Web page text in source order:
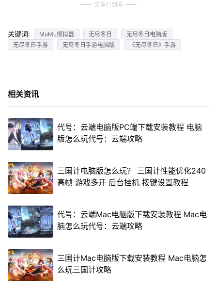
文章已到底
关键词: MuMu模拟器 无尽冬日
无尽冬日电脑版
无尽冬日手游
无尽冬日手游电脑版 《无尽冬日》手游
相关资讯
代号：云端电脑版PC端下载安装教程 电脑
版怎么玩代号：云端攻略
三国计电脑版怎么玩？ 三国计性能优化240
高帧 游戏多开 后台挂机 按键设置教程
代号：云端Mac电脑版下载安装教程 Mac电
脑怎么玩代号：云端攻略
三国计Mac电脑版下载安装教程 Mac电脑怎
么玩三国计攻略